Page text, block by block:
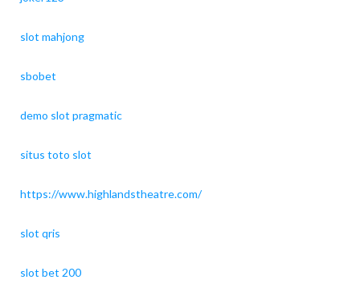
slot mahjong
sbobet
demo slot pragmatic
situs toto slot
https://www.highlandstheatre.com/
slot qris
slot bet 200